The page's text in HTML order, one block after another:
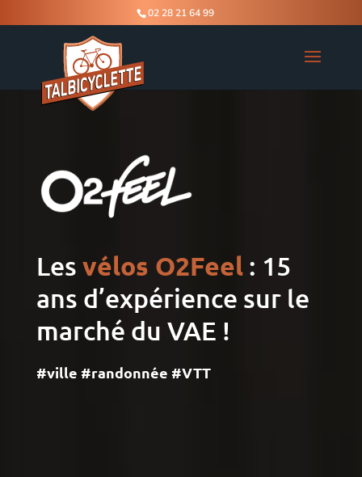
02 28 21 64 99
Les vélos O2Feel: 15
ans d’expérience sur le
marché du VAE !
#ville #randonnée #VTT